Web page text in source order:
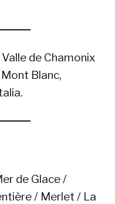
de Chamonix
Blanc,
de Glace /
/ Merlet / La